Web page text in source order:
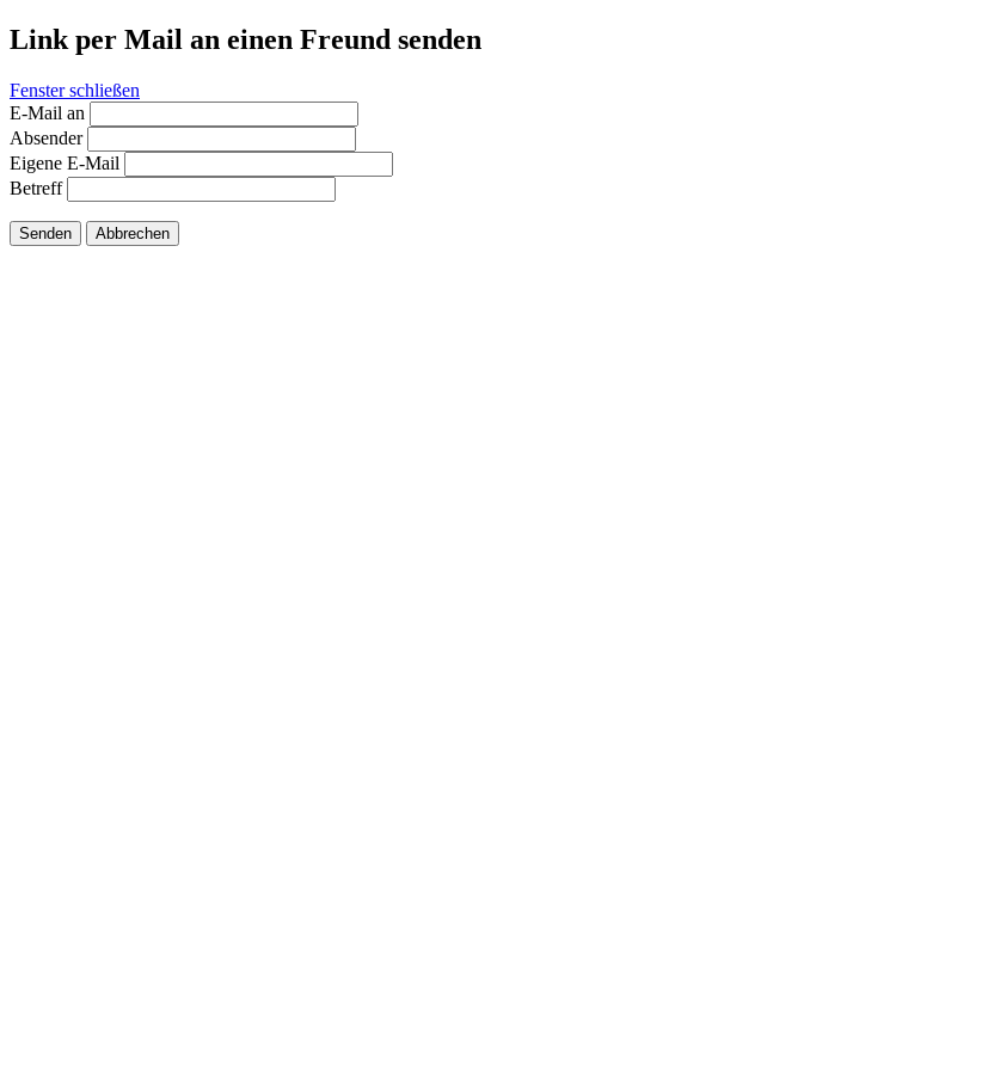
Link per Mail an einen Freund senden
Fenster schließen
E-Mail an
Absender
Eigene E-Mail
Betreff
Senden Abbrechen